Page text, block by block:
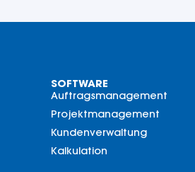
SOFTWARE
Auftragsmanagement
Projektmanagement
Kundenverwaltung
Kalkulation